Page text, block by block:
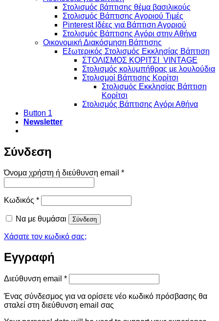
Στολισμός βάπτισης θέμα βασιλικούς
Στολισμός Βάπτισης Αγοριού Τιμές
Pinterest Ιδέες για Βάπτιση Αγοριού
Στολισμός Βάπτισης Αγόρι στην Αθήνα
Οικονομική Διακόσμηση Βάπτισης
Εξωτερικός Στολισμός Εκκλησίας Βάπτιση
ΣΤΟΛΙΣΜΟΣ ΚΟΡΙΤΣΙ VINTAGE
Στολισμός κολυμπήθρας με λουλούδια
Στολισμοί Βάπτισης Κορίτσι
Στολισμός Εκκλησίας Βάπτιση
Κορίτσι
Στολισμός Βάπτισης Αγόρι Αθήνα
Button 1
Newsletter
Σύνδεση
Όνομα χρήστη ή διεύθυνση email *Απαιτείται
Κωδικός *Απαιτείται
Να με θυμάσαι Σύνδεση
Χάσατε τον κωδικό σας;
Εγγραφή
Διεύθυνση email *Απαιτείται
Ένας σύνδεσμος για να ορίσετε νέο κωδικό πρόσβασης θα
σταλεί στη διεύθυνση email σας